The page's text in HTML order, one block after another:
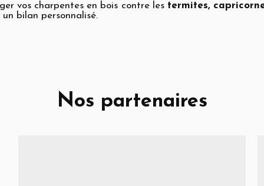
vos charpentes en bois contre les termites,
bilan personnalisé.
Nos partenaires